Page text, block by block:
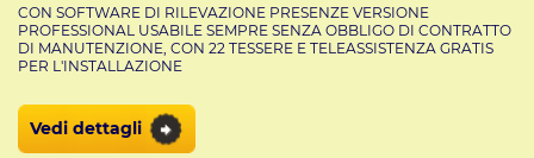
CON SOFTWARE DI RILEVAZIONE PRESENZE VERSIONE
PROFESSIONAL USABILE SEMPRE SENZA OBBLIGO DI CONTRATTO
DI MANUTENZIONE, CON 22 TESSERE E TELEASSISTENZA GRATIS
PER L'INSTALLAZIONE
Vedi dettagli